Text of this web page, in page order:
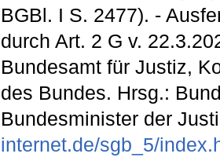
BGBl. I S. 2477). -
durch Art. 2 G v.
Bundesamt für Justiz,
des Bundes. Hrsg.:
Bundesminister der
internet.de/sgb_5/